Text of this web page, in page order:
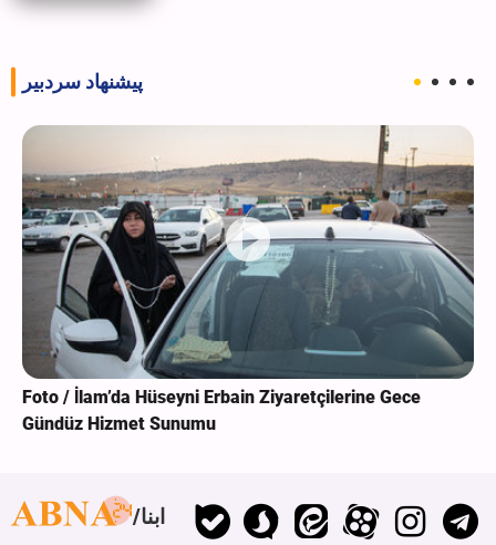
پیشنهاد سردبیر
Foto / İlam’da Hüseyni Erbain Ziyaretçilerine Gece
Gündüz Hizmet Sunumu
ابنا